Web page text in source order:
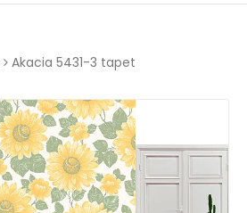
Akacia 5431-3 tapet